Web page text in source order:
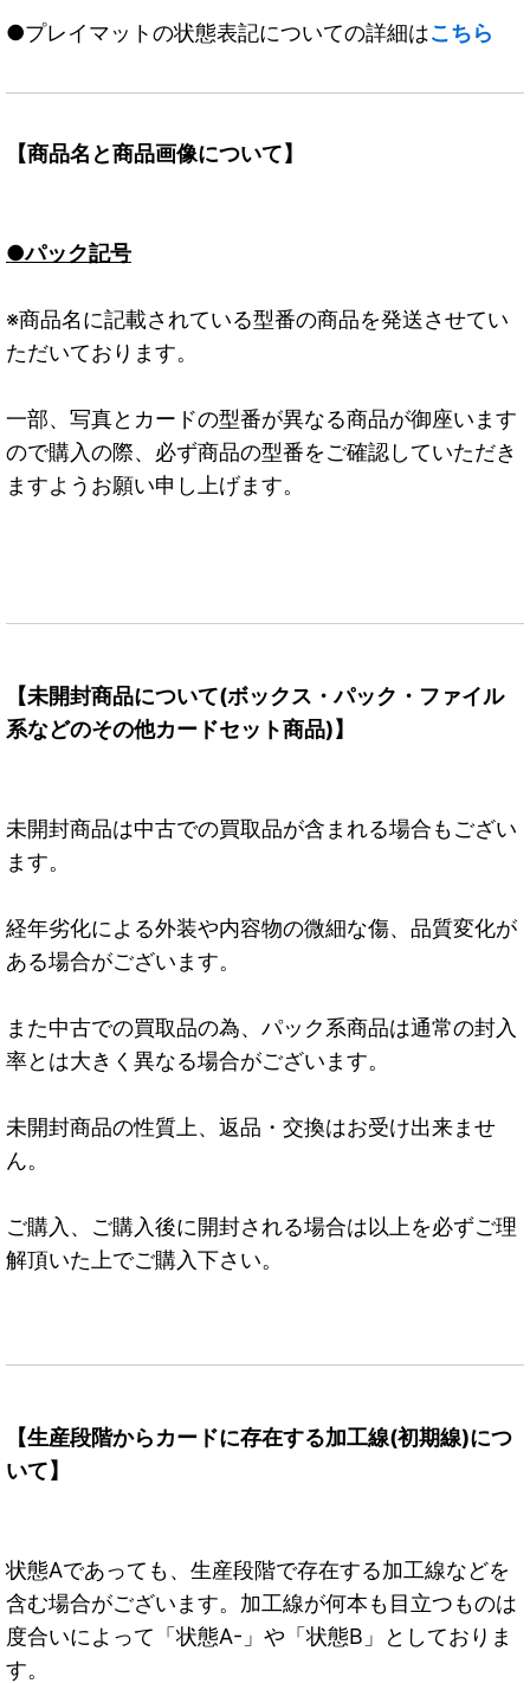
●プレイマットの状態表記についての詳細はこちら
【商品名と商品画像について】
●パック記号
※商品名に記載されている型番の商品を発送させてい
ただいております。
一部、写真とカードの型番が異なる商品が御座います
ので購入の際、必ず商品の型番をご確認していただき
ますようお願い申し上げます。
【未開封商品について(ボックス・パック・ファイル
系などのその他カードセット商品)】
未開封商品は中古での買取品が含まれる場合もござい
ます。
経年劣化による外装や内容物の微細な傷、品質変化が
ある場合がございます。
また中古での買取品の為、パック系商品は通常の封入
率とは大きく異なる場合がございます。
未開封商品の性質上、返品・交換はお受け出来ませ
ん。
ご購入、ご購入後に開封される場合は以上を必ずご理
解頂いた上でご購入下さい。
【生産段階からカードに存在する加工線(初期線)につ
いて】
状態Aであっても、生産段階で存在する加工線などを
含む場合がございます。加工線が何本も目立つものは
度合いによって「状態A-」や「状態B」としておりま
す。